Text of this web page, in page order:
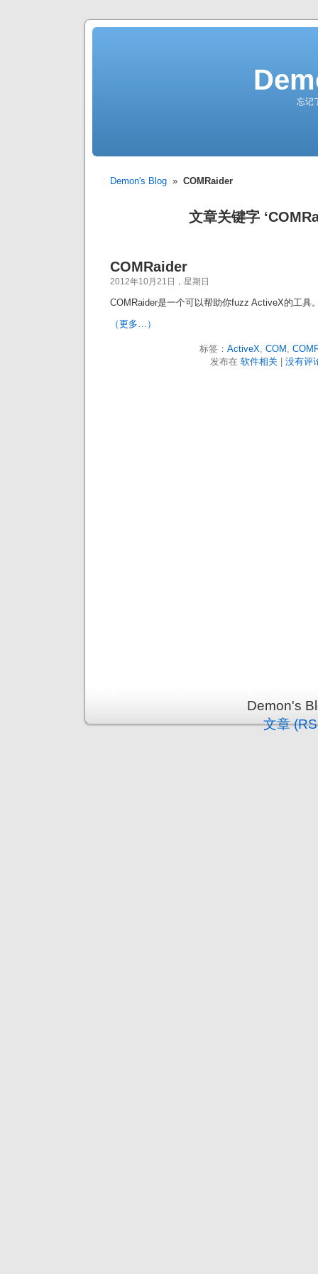
忘记
Demon's Blog » COMRaider
文章关键字
COMRaider
2012年10月21日，星期日
COMRaider是一个可以帮助你fuzz ActiveX的工具
（更多…）
标签： ActiveX, COM ,
发布在 软件相关| 没有评
Demon's
文章